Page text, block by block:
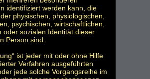
identifiziert werden kann, die
physischen, physiologischen,
psychischen, wirtschaftlichen,
oder sozialen Identität dieser
Person sind.
ist jeder mit oder ohne Hilfe
Verfahren ausgeführten
jede solche Vorgangsreihe im